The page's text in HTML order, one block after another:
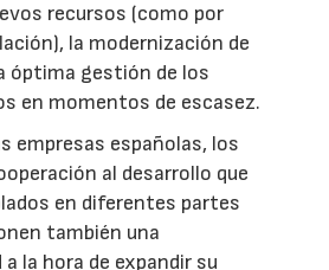
recursos (como por
la modernización de
óptima gestión de los
en momentos de escasez.
empresas españolas, los
al desarrollo que
en diferentes partes
también una
la hora de expandir su